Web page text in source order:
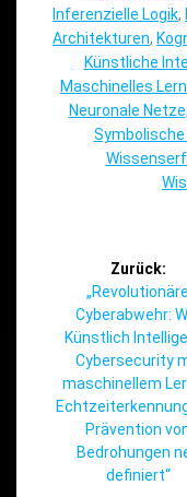
Inferenzielle Logik,
Architekturen,
Künstliche
Maschinelles
Neuronale Netze,
Symbolische
Zurück:
Vorheriger
Beitrag:
„Revolutionäre
Cyberabwehr:
Künstlich
Cybersecurity
maschinellem
Prävention
Bedrohungen
definiert“